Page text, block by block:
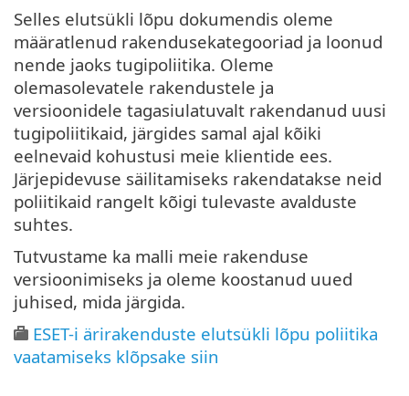
Selles elutsükli lõpu dokumendis oleme
määratlenud rakendusekategooriad ja loonud
nende jaoks tugipoliitika. Oleme
olemasolevatele rakendustele ja
versioonidele tagasiulatuvalt rakendanud uusi
tugipoliitikaid, järgides samal ajal kõiki
eelnevaid kohustusi meie klientide ees.
Järjepidevuse säilitamiseks rakendatakse neid
poliitikaid rangelt kõigi tulevaste avalduste
suhtes.
Tutvustame ka malli meie rakenduse
versioonimiseks ja oleme koostanud uued
juhised, mida järgida.
ESET-i ärirakenduste elutsükli lõpu poliitika
vaatamiseks klõpsake siin